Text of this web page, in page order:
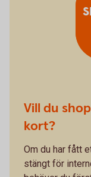
Vill du
kort?
Om du har fått
stängt för